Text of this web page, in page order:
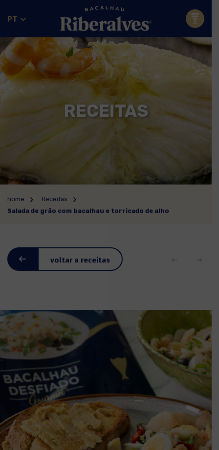
PT
RECEITAS
home
Receitas
Salada de grão com bacalhau e torricado de alho
voltar a receitas